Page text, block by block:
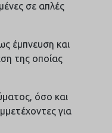
σε απλές
έμπνευση και
της οποίας
όσο και
για